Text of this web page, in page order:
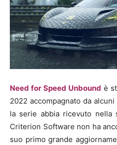
Need for Speed ​​Unbound è
2022 accompagnato da
la serie abbia ricevuto nella
Criterion Software non ha
suo primo grande